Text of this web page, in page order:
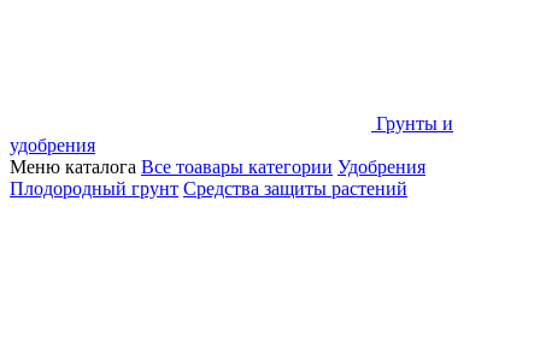
Грунты и
удобрения
Меню каталога Все тоавары категории Удобрения
Плодородный грунт Средства защиты растений